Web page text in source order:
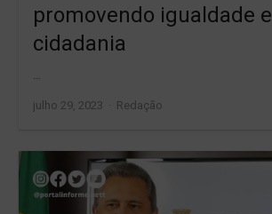
promovendo igualdade e
cidadania
julho 29, 2023 Author
Redação